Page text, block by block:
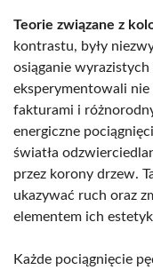
Teorie związane z
kontrastu, były
osiąganie
eksperymentowali
fakturami i
energiczne
światła
przez korony drzew.
ukazywać ruch oraz
elementem ich
Każde pociągnięcie